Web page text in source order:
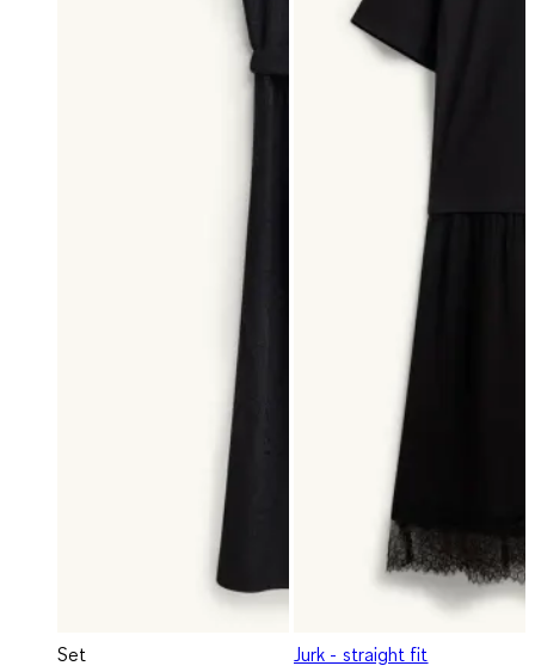
Set
Jurk - straight fit